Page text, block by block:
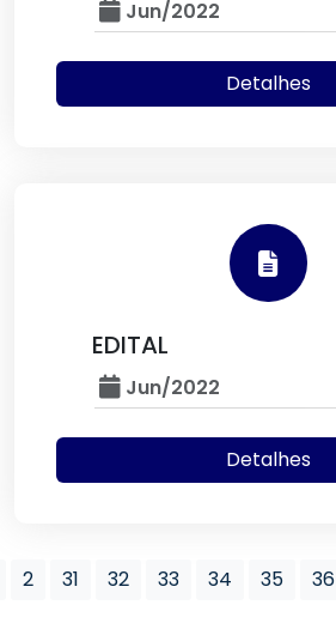
Jun/2022
Detalhes
EDITAL
Jun/2022
Detalhes
2 31 32 33 34 35 36